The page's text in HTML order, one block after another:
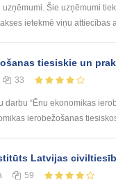
Šie uzņēmumi
ietekmē viņu attiecības
tiesiskie un
33
darbu “Ēnu ekonomikas
ierobežošanas
Latvijas
59